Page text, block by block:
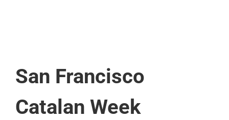
San Francisco
Catalan Week